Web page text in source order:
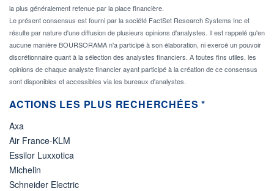
la plus généralement retenue par la place financière.
Le présent consensus est fourni par la société FactSet Research Systems Inc et
résulte par nature d'une diffusion de plusieurs opinions d'analystes. Il est rappelé qu'en
aucune manière BOURSORAMA n'a participé à son élaboration, ni exercé un pouvoir
discrétionnaire quant à la sélection des analystes financiers. A toutes fins utiles, les
opinions de chaque analyste financier ayant participé à la création de ce consensus
sont disponibles et accessibles via les bureaux d'analystes.
ACTIONS LES PLUS RECHERCHÉES *
Axa
Air France-KLM
Essilor Luxxotica
Michelin
Schneider Electric